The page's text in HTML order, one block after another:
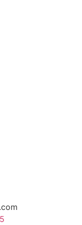
materiais no link abaixo: